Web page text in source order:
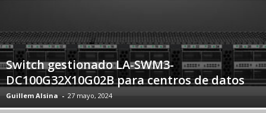
Switch gestionado LA-SWM3-
DC100G32X10G02B para centros de datos
Guillem Alsina - 27 mayo, 2024